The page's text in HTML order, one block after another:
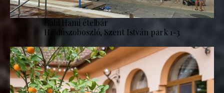
Gabi Hami ételbár
Hajdúszoboszló, Szent István park 1-3